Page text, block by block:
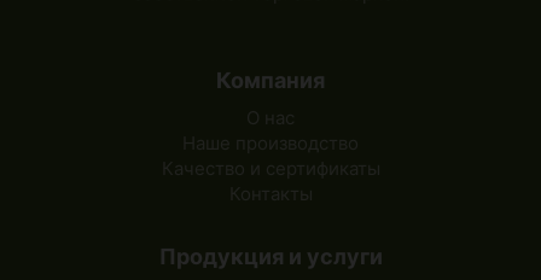
Компания
О нас
Наше производство
Качество и сертификаты
Контакты
Продукция и услуги